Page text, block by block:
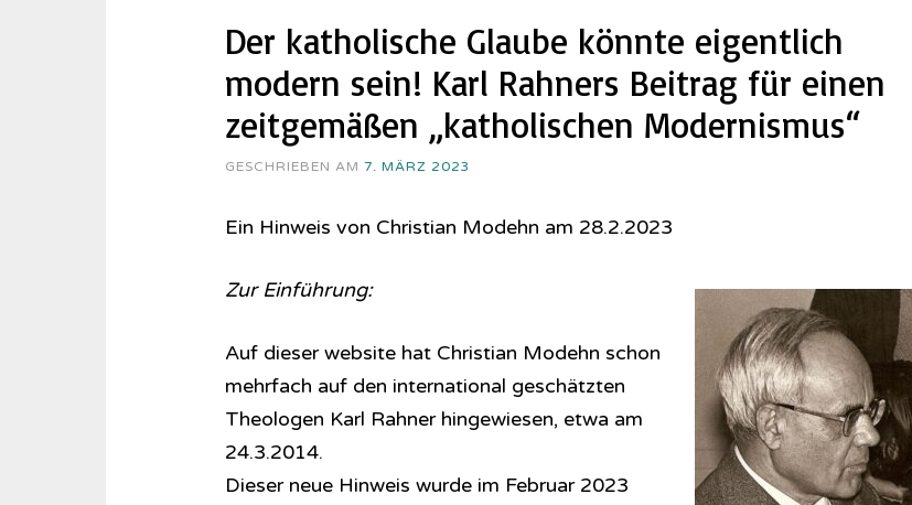
Der katholische Glaube könnte eigentlich
modern sein! Karl Rahners Beitrag für einen
zeitgemäßen „katholischen Modernismus“
GESCHRIEBEN AM 7. MÄRZ 2023
Ein Hinweis von Christian Modehn am 28.2.2023
Zur Einführung:
Auf dieser website hat Christian Modehn schon
mehrfach auf den international geschätzten
Theologen Karl Rahner hingewiesen, etwa am
24.3.2014.
Dieser neue Hinweis wurde im Februar 2023